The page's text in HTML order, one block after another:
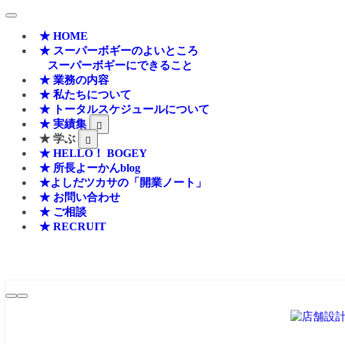
★ HOME
★ スーパーボギーのよいところ
スーパーボギーにできること
★ 業務の内容
★ 私たちについて
★ トータルスケジュールについて
★ 実績集
★ 学ぶ
★ HELLO！ BOGEY
★ 所長よーかんblog
★よしだツカサの「開業ノート」
★ お問い合わせ
★ ご相談
★ RECRUIT